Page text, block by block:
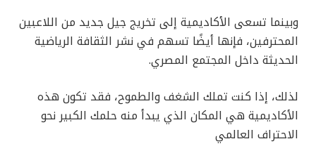
وبينما تسعى الأكاديمية إلى تخريج جيل جديد من اللاعبين
المحترفين، فإنها أيضًا تسهم في نشر الثقافة الرياضية
الحديثة داخل المجتمع المصري.
لذلك، إذا كنت تملك الشغف والطموح، فقد تكون هذه
الأكاديمية هي المكان الذي يبدأ منه حلمك الكبير نحو
الاحتراف العالمي